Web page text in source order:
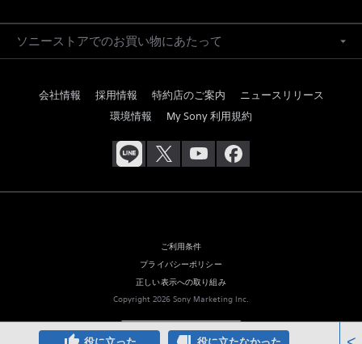
ソニーストアでのお買い物にあたって
会社情報 採用情報 特約店のご案内
ニュースリリース
環境情報
My Sony 利用規約
ご利用条件
プライバシーポリシー
正しい表示への取り組み
Copyright 2026 Sony Marketing Inc.
役に立った 役に立たなかった